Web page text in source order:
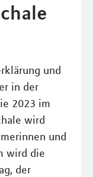
und
in der
2023 im
wird
und
wird die
der